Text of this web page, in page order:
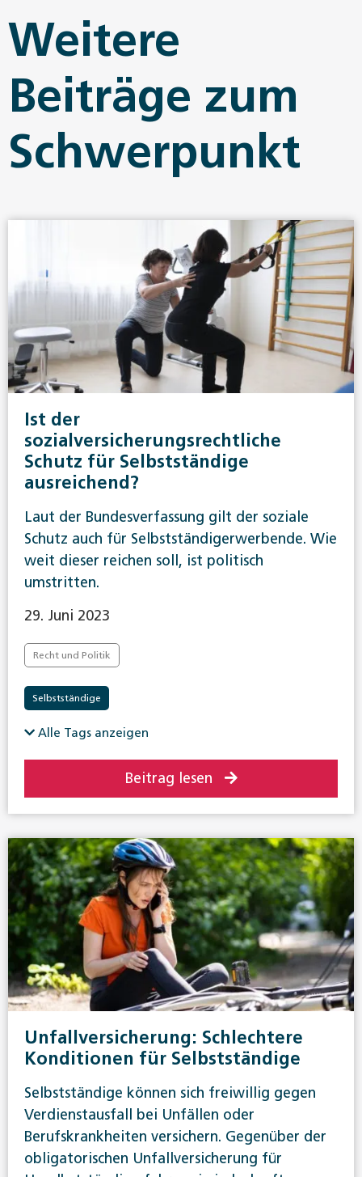
Weitere
Beiträge zum
Schwerpunkt
Ist der
sozialversicherungsrechtliche
Schutz für Selbstständige
ausreichend?
Laut der Bundesverfassung gilt der soziale
Schutz auch für Selbstständigerwerbende. Wie
weit dieser reichen soll, ist politisch
umstritten.
29. Juni 2023
Recht und Politik
Selbstständige
Alle Tags anzeigen
Beitrag lesen
Unfallversicherung: Schlechtere
Konditionen für Selbstständige
Selbstständige können sich freiwillig gegen
Verdienstausfall bei Unfällen oder
Berufskrankheiten versichern. Gegenüber der
obligatorischen Unfallversicherung für